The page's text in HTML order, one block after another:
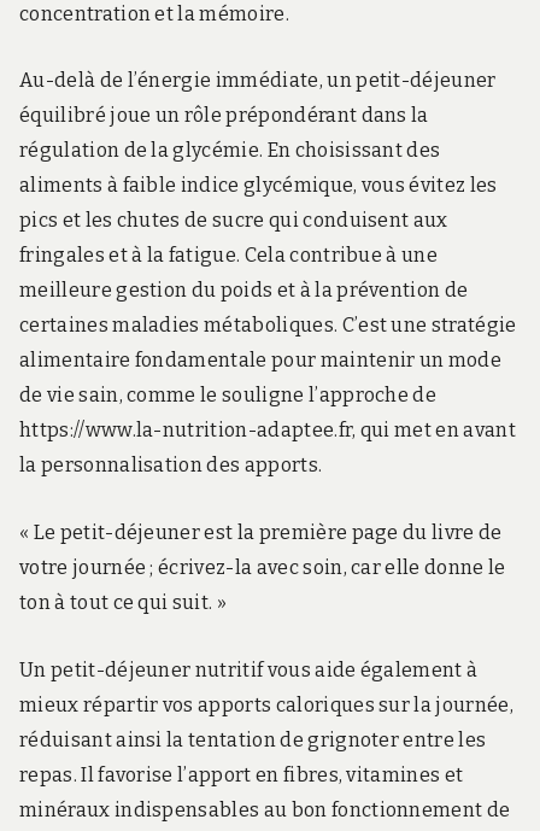
concentration et la mémoire.
Au-delà de l’énergie immédiate, un petit-déjeuner
équilibré joue un rôle prépondérant dans la
régulation de la glycémie. En choisissant des
aliments à faible indice glycémique, vous évitez les
pics et les chutes de sucre qui conduisent aux
fringales et à la fatigue. Cela contribue à une
meilleure gestion du poids et à la prévention de
certaines maladies métaboliques. C’est une stratégie
alimentaire fondamentale pour maintenir un mode
de vie sain, comme le souligne l’approche de
https://www.la-nutrition-adaptee.fr, qui met en avant
la personnalisation des apports.
« Le petit-déjeuner est la première page du livre de
votre journée ; écrivez-la avec soin, car elle donne le
ton à tout ce qui suit. »
Un petit-déjeuner nutritif vous aide également à
mieux répartir vos apports caloriques sur la journée,
réduisant ainsi la tentation de grignoter entre les
repas. Il favorise l’apport en fibres, vitamines et
minéraux indispensables au bon fonctionnement de